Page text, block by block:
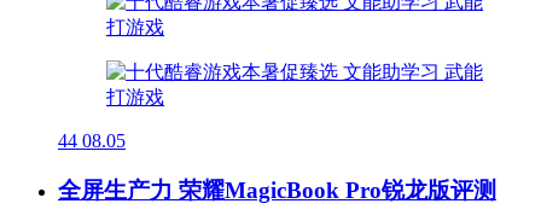
44 08.05
全屏生产力 荣耀MagicBook Pro锐龙版评测